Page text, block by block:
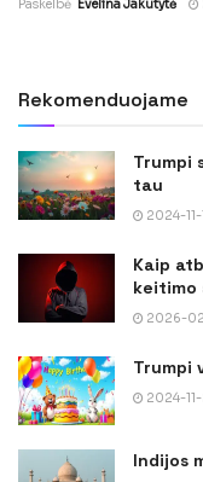
Paskelbė Evelina Jakutytė
Rekomenduojame
Trumpi
tau
2024-11-
Kaip
keitimo
2026-
Trumpi
2024-11-
Indijos